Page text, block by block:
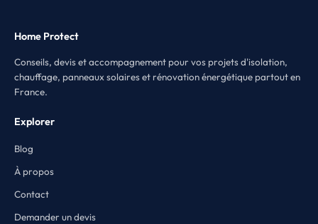
Home Protect
Conseils, devis et accompagnement pour vos projets d'isolation,
chauffage, panneaux solaires et rénovation énergétique partout en
France.
Explorer
Blog
À propos
Contact
Demander un devis